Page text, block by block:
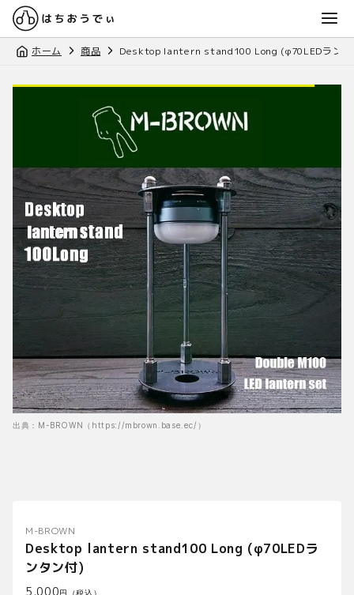
ホーム 商品 Desktop lantern stand100 Long (φ70LEDランタ
出典：M-BROWN（https://mbrown.base.ec/）
出典：M-BROWN（https://mbrown.base.ec/）
M-BROWN
Desktop lantern stand100 Long (φ70LEDラ
ンタン付)
5,000円（税込）